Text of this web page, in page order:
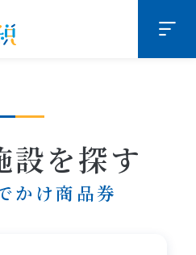
設を探す
かけ商品券